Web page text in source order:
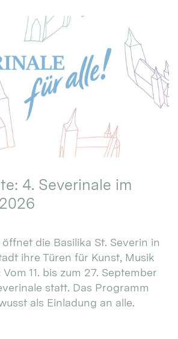
4. Severinale im
die Basilika St. Severin in
ihre Türen für Kunst, Musik
11. bis zum 27. September
statt. Das Programm
als Einladung an alle.